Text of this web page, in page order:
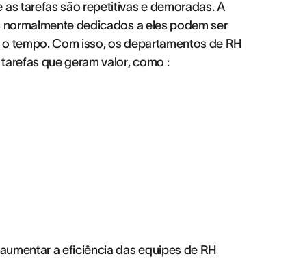
tarefas são repetitivas e demoradas. A
dedicados a eles podem ser
tempo. Com isso, os departamentos de RH
que geram valor, como :
a eficiência das equipes de RH